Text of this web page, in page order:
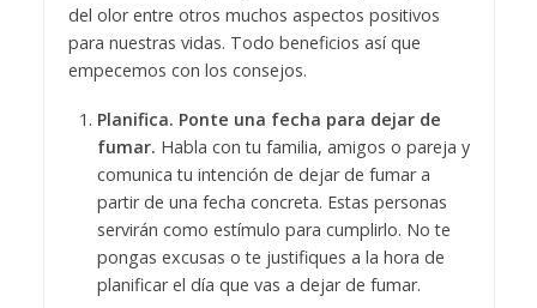
del olor entre otros muchos aspectos positivos
para nuestras vidas. Todo beneficios así que
empecemos con los consejos.
Planifica. Ponte una fecha para dejar de
fumar. Habla con tu familia, amigos o pareja y
comunica tu intención de dejar de fumar a
partir de una fecha concreta. Estas personas
servirán como estímulo para cumplirlo. No te
pongas excusas o te justifiques a la hora de
planificar el día que vas a dejar de fumar.